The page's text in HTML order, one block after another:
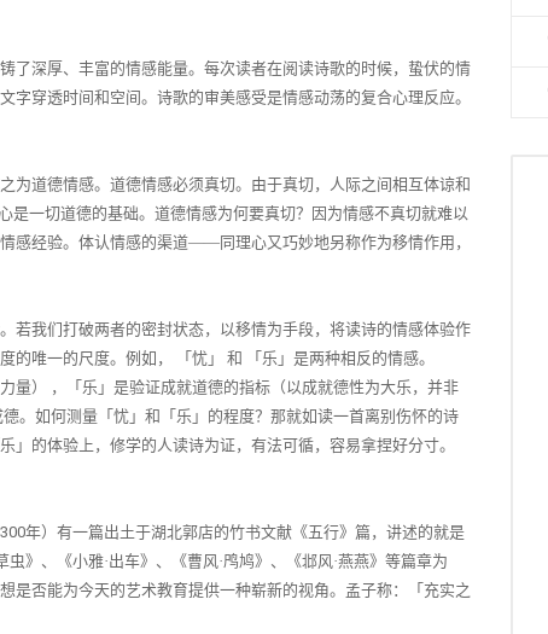
了深厚、丰富的情感能量。每次读者在阅读诗歌的时候，蛰伏的情
穿透时间和空间。诗歌的审美感受是情感动荡的复合心理反应。
为道德情感。道德情感必须真切。由于真切，人际之间相互体谅和
是一切道德的基础。道德情感为何要真切？因为情感不真切就难以
感经验。体认情感的渠道——同理心又巧妙地另称作为移情作用，
若我们打破两者的密封状态，以移情为手段，将读诗的情感体验作
的唯一的尺度。例如，
「忧」 和
「乐」是两种相反的情感。
量）
，「乐」是验证成就道德的指标（以成就德性为大乐，并非
。如何测量「忧」和「乐」的程度？那就如读一首离别伤怀的诗
的体验上，修学的人读诗为证，有法可循，容易拿捏好分寸。
300年）有一篇出土于湖北郭店的竹书文献《五行》篇，讲述的就是
》、《小雅·出车》、《曹风·鸤鸠》、《邶风·燕燕》等篇章为
是否能为今天的艺术教育提供一种崭新的视角。孟子称：「充实之